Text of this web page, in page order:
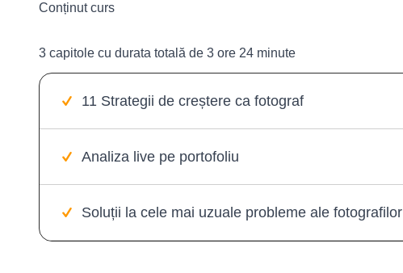
Conținut curs
3 capitole cu durata totală de 3 ore 24 minute
11 Strategii de creștere ca fotograf
Analiza live pe portofoliu
Soluții la cele mai uzuale probleme ale fotografilor